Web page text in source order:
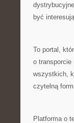
być
To portal,
o transporcie
wszystkich,
czytelną
Platforma o